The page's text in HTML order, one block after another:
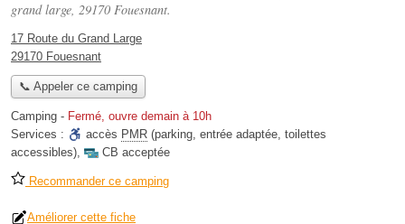
grand large, 29170 Fouesnant.
17 Route du Grand Large
29170 Fouesnant
📞 Appeler ce camping
Camping - Fermé, ouvre demain à 10h
Services :
accès PMR (parking, entrée adaptée, toilettes
accessibles), CB acceptée
Recommander ce camping
Améliorer cette fiche